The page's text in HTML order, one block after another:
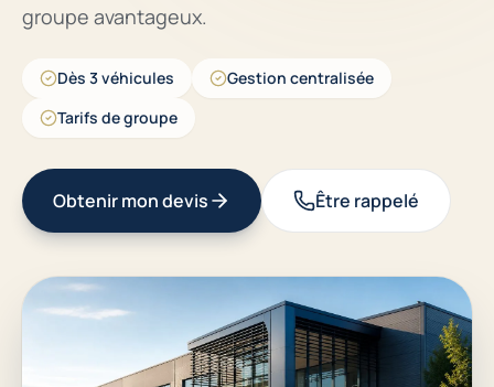
groupe avantageux.
Dès 3 véhicules
Gestion centralisée
Tarifs de groupe
Obtenir mon devis Être rappelé